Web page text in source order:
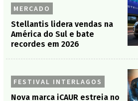
MERCADO
Stellantis lidera vendas na
América do Sul e bate
recordes em 2026
FESTIVAL INTERLAGOS
Nova marca iCAUR estreia no